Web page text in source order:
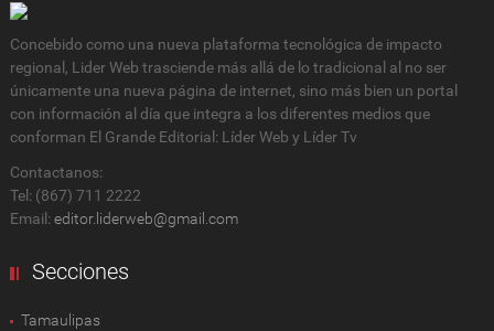
Concebido como una nueva plataforma tecnológica de impacto
regional, Lider Web trasciende más allá de lo tradicional al no ser
únicamente una nueva página de internet, sino más bien un portal
con información al día que integra a los diferentes medios que
conforman El Grande Editorial: Líder Web y Líder Tv
Contactanos:
Tel: (867) 711 2222
Email: editor.liderweb@gmail.com
Secciones
Tamaulipas